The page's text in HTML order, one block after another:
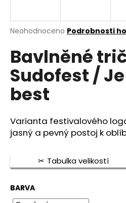
Průměrné
produktu
je
0,0
z
5
hvězdiček.
Neohodnoceno Podrobnosti
Bavlněné
Sudofest /
best
Varianta festivalového
jasný a pevný postoj k
Tabulka velikostí
BARVA
j
í
t
?
HLEDAT
o
p
o